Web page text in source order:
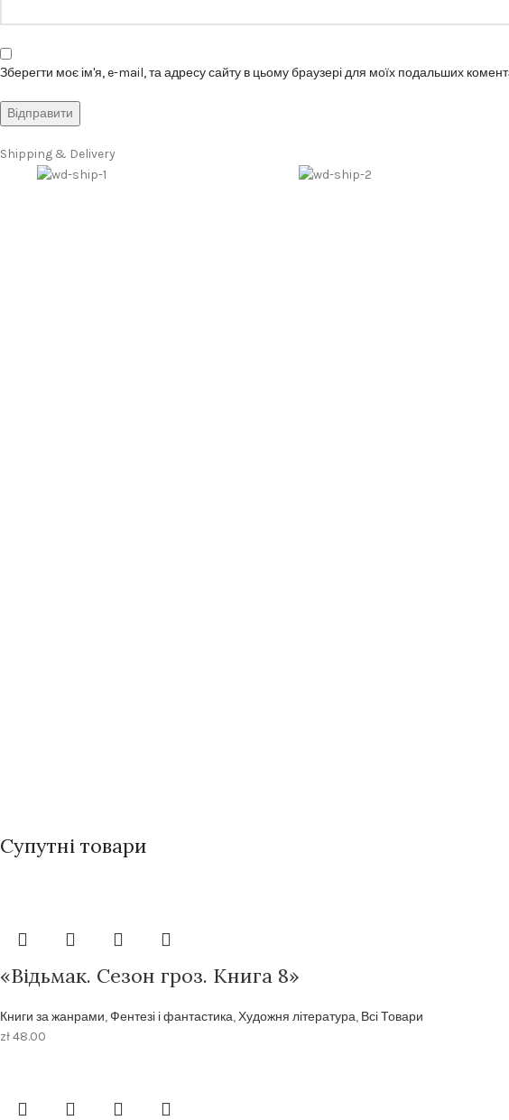
Зберегти моє ім'я, e-mail, та адресу сайту в цьому браузері для моїх подальших
Shipping & Delivery
Супутні товари
«Відьмак. Сезон гроз. Книга 8»
Книги за жанрами,Фентезі і фантастика,Художня література, Всі Товари
zł48.00